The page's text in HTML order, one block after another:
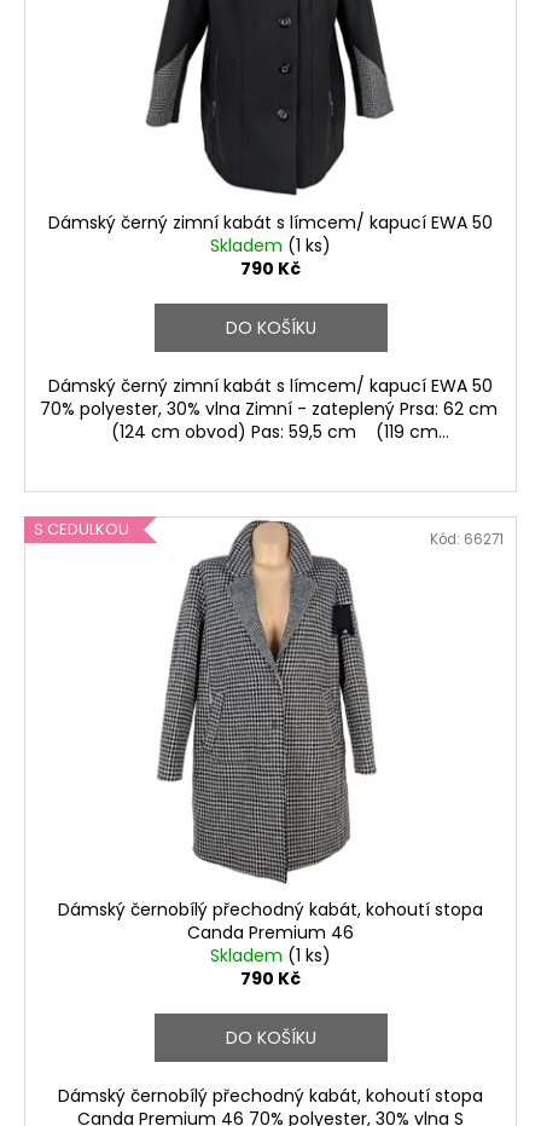
Dámský černý zimní kabát s límcem/ kapucí EWA 50
Skladem (1 ks)
790 Kč
DO KOŠÍKU
Dámský černý zimní kabát s límcem/ kapucí EWA 50
70% polyester, 30% vlna Zimní - zateplený Prsa: 62 cm
(124 cm obvod) Pas: 59,5 cm (119 cm...
S CEDULKOU
Dámský černobílý přechodný kabát, kohoutí stopa
Canda Premium 46
Skladem (1 ks)
790 Kč
DO KOŠÍKU
Dámský černobílý přechodný kabát, kohoutí stopa
Canda Premium 46 70% polyester, 30% vlna S
Kód: 66271